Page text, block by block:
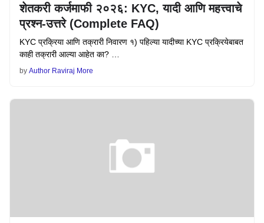
प्रश्न-उत्तरे (Complete FAQ)
KYC प्रक्रिया आणि तक्रारी निवारण १) पहिल्या यादीच्या KYC प्रक्रियेबाबत
काही तक्रारी आल्या आहेत का? …
Author Raviraj More